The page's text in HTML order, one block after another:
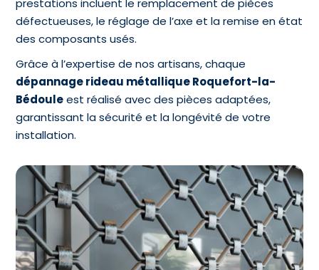
prestations incluent le remplacement de pièces
défectueuses, le réglage de l’axe et la remise en état
des composants usés.
Grâce à l’expertise de nos artisans, chaque
dépannage rideau métallique Roquefort-la-
Bédouleest réalisé avec des pièces adaptées,
garantissant la sécurité et la longévité de votre
installation.